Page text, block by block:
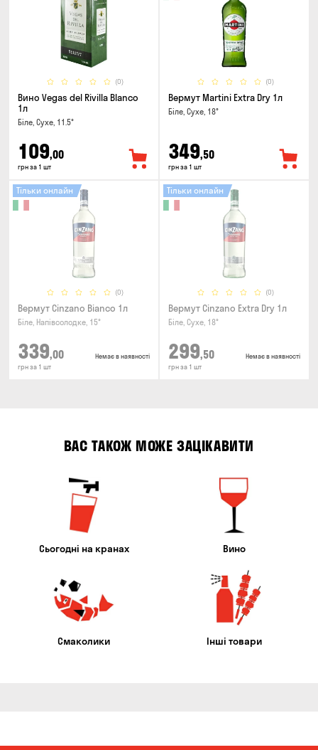
(0)
Вино Vegas del Rivilla Blanco
1л
Біле, Сухе, 11.5°
109,00
грн за 1 шт
(0)
Вермут Martini Extra Dry 1л
Біле, Сухе, 18°
349,50
грн за 1 шт
(0)
Тільки онлайн
Вермут Cinzano Bianco 1л
Біле, Напівсолодке, 15°
339,00
грн за 1 шт
Немає в наявності
(0)
Тільки онлайн
Вермут Cinzano Extra Dry 1л
Біле, Сухе, 18°
299,50
грн за 1 шт
Немає в наявності
ВАС ТАКОЖ МОЖЕ ЗАЦІКАВИТИ
Сьогодні на кранах Вино
Смаколики Інші товари